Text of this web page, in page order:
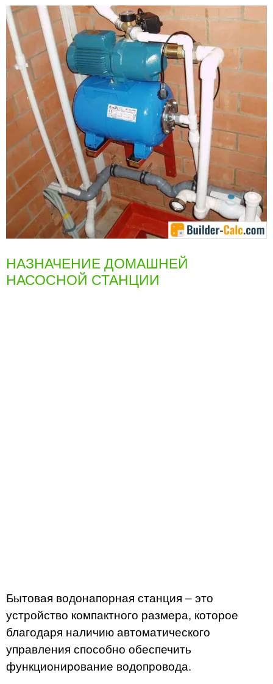
НАЗНАЧЕНИЕ ДОМАШНЕЙ
НАСОСНОЙ СТАНЦИИ
Бытовая водонапорная станция – это
устройство компактного размера, которое
благодаря наличию автоматического
управления способно обеспечить
функционирование водопровода.